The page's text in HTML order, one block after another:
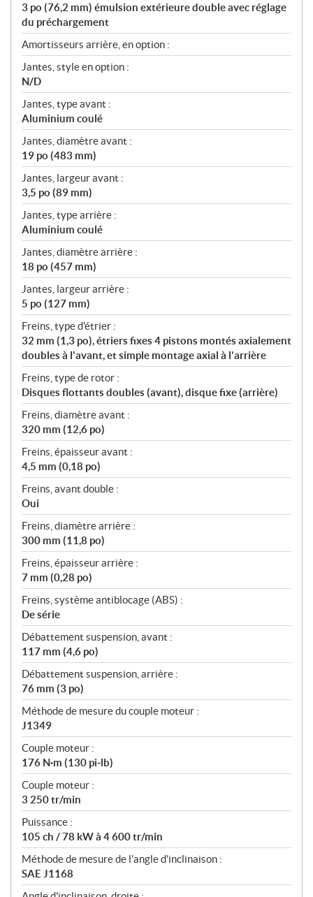
3 po (76,2 mm) émulsion extérieure double avec réglage
du préchargement
Amortisseurs arrière, en option :
Jantes, style en option :
N/D
Jantes, type avant :
Aluminium coulé
Jantes, diamètre avant :
19 po (483 mm)
Jantes, largeur avant :
3,5 po (89 mm)
Jantes, type arrière :
Aluminium coulé
Jantes, diamètre arrière :
18 po (457 mm)
Jantes, largeur arrière :
5 po (127 mm)
Freins, type d'étrier :
32 mm (1,3 po), étriers fixes 4 pistons montés axialement
doubles à l'avant, et simple montage axial à l'arrière
Freins, type de rotor :
Disques flottants doubles (avant), disque fixe (arrière)
Freins, diamètre avant :
320 mm (12,6 po)
Freins, épaisseur avant :
4,5 mm (0,18 po)
Freins, avant double :
Oui
Freins, diamètre arrière :
300 mm (11,8 po)
Freins, épaisseur arrière :
7 mm (0,28 po)
Freins, système antiblocage (ABS) :
De série
Débattement suspension, avant :
117 mm (4,6 po)
Débattement suspension, arrière :
76 mm (3 po)
Méthode de mesure du couple moteur :
J1349
Couple moteur :
176 N·m (130 pi‑lb)
Couple moteur :
3 250 tr/min
Puissance :
105 ch / 78 kW à 4 600 tr/min
Méthode de mesure de l'angle d'inclinaison :
SAE J1168